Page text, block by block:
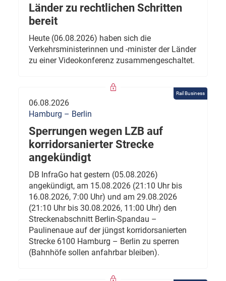
Länder zu rechtlichen Schritten
bereit
Heute (06.08.2026) haben sich die
Verkehrsministerinnen und -minister der Länder
zu einer Videokonferenz zusammengeschaltet.
Rail Business
06.08.2026
Hamburg – Berlin
Sperrungen wegen LZB auf
korridorsanierter Strecke
angekündigt
DB InfraGo hat gestern (05.08.2026)
angekündigt, am 15.08.2026 (21:10 Uhr bis
16.08.2026, 7:00 Uhr) und am 29.08.2026
(21:10 Uhr bis 30.08.2026, 11:00 Uhr) den
Streckenabschnitt Berlin-Spandau –
Paulinenaue auf der jüngst korridorsanierten
Strecke 6100 Hamburg – Berlin zu sperren
(Bahnhöfe sollen anfahrbar bleiben).